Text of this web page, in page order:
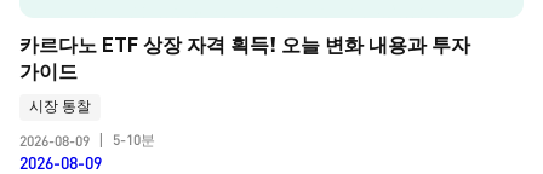
카르다노 ETF 상장 자격 획득! 오늘 변화 내용과 투자
가이드
시장 통찰
2026-08-09
5-10분
2026-08-09